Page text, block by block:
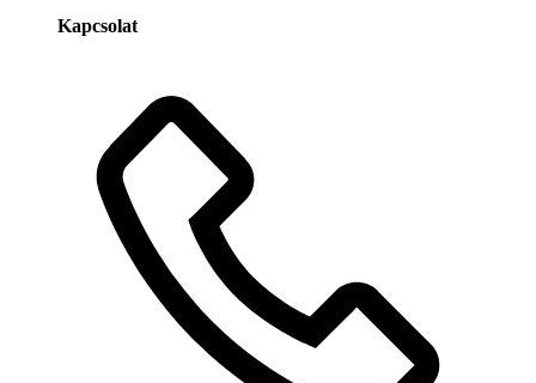
Kapcsolat